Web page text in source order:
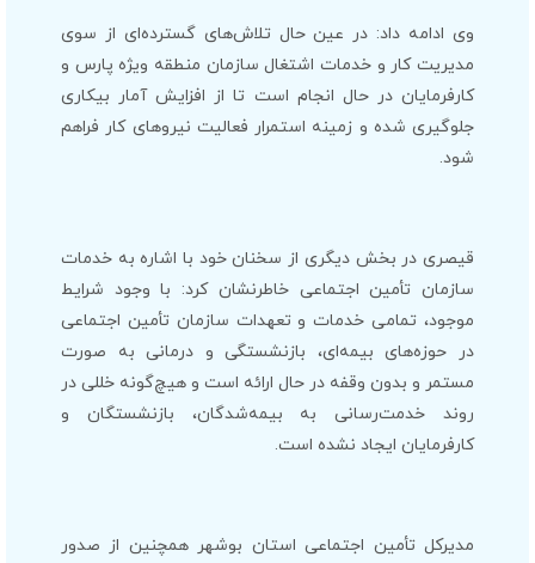
وی ادامه داد: در عین حال تلاش‌های گسترده‌ای از سوی
مدیریت کار و خدمات اشتغال سازمان منطقه ویژه پارس و
کارفرمایان در حال انجام است تا از افزایش آمار بیکاری
جلوگیری شده و زمینه استمرار فعالیت نیروهای کار فراهم
شود.
قیصری در بخش دیگری از سخنان خود با اشاره به خدمات
سازمان تأمین اجتماعی خاطرنشان کرد: با وجود شرایط
موجود، تمامی خدمات و تعهدات سازمان تأمین اجتماعی
در حوزه‌های بیمه‌ای، بازنشستگی و درمانی به صورت
مستمر و بدون وقفه در حال ارائه است و هیچ‌گونه خللی در
روند خدمت‌رسانی به بیمه‌شدگان، بازنشستگان و
کارفرمایان ایجاد نشده است.
مدیرکل تأمین اجتماعی استان بوشهر همچنین از صدور